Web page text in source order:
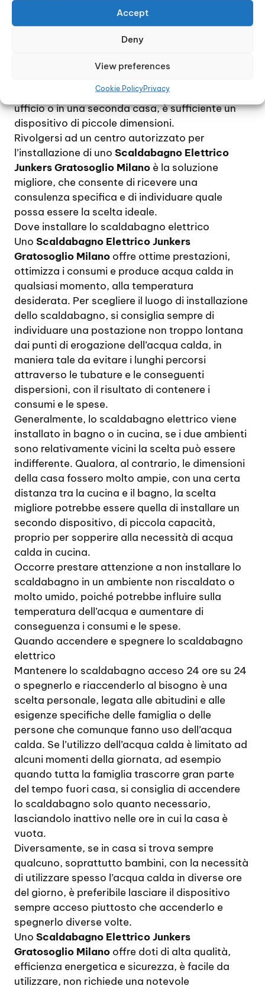
Accept
Deny
View preferences
Cookie PolicyPrivacy
energia elettrica per due persone si aggira
intorno ai 60 litri al giorno.
quotidianamente acqua calda, si consiglia di
nel caso di un uso occasionale, ad esempio in un
ufficio o in una seconda casa, è sufficiente un
dispositivo di piccole dimensioni.
Rivolgersi ad un centro autorizzato per
l’installazione di uno Scaldabagno Elettrico
Junkers Gratosoglio Milano è la soluzione
migliore, che consente di ricevere una
consulenza specifica e di individuare quale
possa essere la scelta ideale.
Dove installare lo scaldabagno elettrico
Uno Scaldabagno Elettrico Junkers
Gratosoglio Milano offre ottime prestazioni,
ottimizza i consumi e produce acqua calda in
qualsiasi momento, alla temperatura
desiderata. Per scegliere il luogo di installazione
dello scaldabagno, si consiglia sempre di
individuare una postazione non troppo lontana
dai punti di erogazione dell’acqua calda, in
maniera tale da evitare i lunghi percorsi
attraverso le tubature e le conseguenti
dispersioni, con il risultato di contenere i
consumi e le spese.
Generalmente, lo scaldabagno elettrico viene
installato in bagno o in cucina, se i due ambienti
sono relativamente vicini la scelta può essere
indifferente. Qualora, al contrario, le dimensioni
della casa fossero molto ampie, con una certa
distanza tra la cucina e il bagno, la scelta
migliore potrebbe essere quella di installare un
secondo dispositivo, di piccola capacità,
proprio per sopperire alla necessità di acqua
calda in cucina.
Occorre prestare attenzione a non installare lo
scaldabagno in un ambiente non riscaldato o
molto umido, poiché potrebbe influire sulla
temperatura dell’acqua e aumentare di
conseguenza i consumi e le spese.
Quando accendere e spegnere lo scaldabagno
elettrico
Mantenere lo scaldabagno acceso 24 ore su 24
o spegnerlo e riaccenderlo al bisogno è una
scelta personale, legata alle abitudini e alle
esigenze specifiche delle famiglia o delle
persone che comunque fanno uso dell’acqua
calda. Se l’utilizzo dell’acqua calda è limitato ad
alcuni momenti della giornata, ad esempio
quando tutta la famiglia trascorre gran parte
del tempo fuori casa, si consiglia di accendere
lo scaldabagno solo quanto necessario,
lasciandolo inattivo nelle ore in cui la casa è
vuota.
Diversamente, se in casa si trova sempre
qualcuno, soprattutto bambini, con la necessità
di utilizzare spesso l’acqua calda in diverse ore
del giorno, è preferibile lasciare il dispositivo
sempre acceso piuttosto che accenderlo e
spegnerlo diverse volte.
Uno Scaldabagno Elettrico Junkers
Gratosoglio Milano offre doti di alta qualità,
efficienza energetica e sicurezza, è facile da
utilizzare, non richiede una notevole